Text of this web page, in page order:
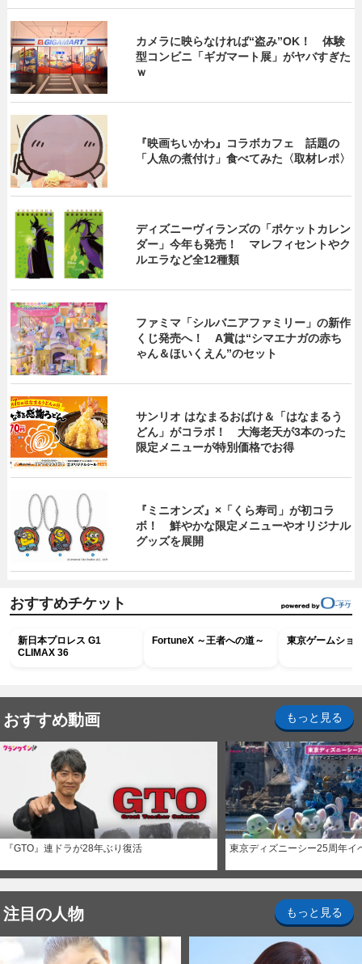
カメラに映らなければ“盗み”OK！ 体験
型コンビニ「ギガマート展」がヤバすぎた
ｗ
『映画ちいかわ』コラボカフェ 話題の
「人魚の煮付け」食べてみた〈取材レポ〉
ディズニーヴィランズの「ポケットカレン
ダー」今年も発売！ マレフィセントやク
ルエラなど全12種類
ファミマ「シルバニアファミリー」の新作
くじ発売へ！ A賞は“シマエナガの赤ち
ゃん＆ほいくえん”のセット
サンリオ はなまるおばけ＆「はなまるう
どん」がコラボ！ 大海老天が3本のった
限定メニューが特別価格でお得
『ミニオンズ』×「くら寿司」が初コラ
ボ！ 鮮やかな限定メニューやオリジナル
グッズを展開
おすすめチケット
新日本プロレス G1
CLIMAX 36
FortuneX ～王者への道～ 東京ゲームショ
おすすめ動画 もっと見る
『GTO』連ドラが28年ぶり復活 東京ディズニーシー25周年イ
注目の人物 もっと見る